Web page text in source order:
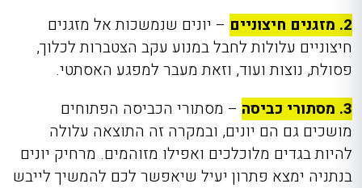
2. מזגנים חיצוניים
– יונים שנמשכות אל מזגנים
חיצוניים עלולות לחבל במנוע עקב הצטברות לכלוך,
פסולת, נוצות ועוד, וזאת מעבר למפגע האסתטי.
3. מסתורי כביסה
– מסתורי הכביסה הפתוחים
מושכים גם הם יונים, ובמקרה זה התוצאה עלולה
להיות בגדים מלוכלכים ואפילו מזוהמים. מרחיק יונים
בנתניה ימצא פתרון יעיל שיאפשר לכם להמשיך לייבש